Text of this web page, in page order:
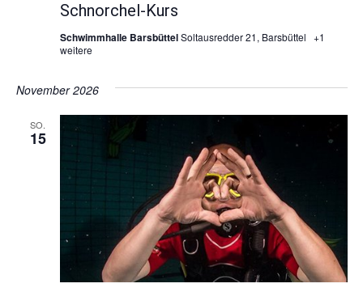
Schnorchel-Kurs
Schwimmhalle BarsbüttelSoltausredder 21, Barsbüttel +1
weitere
November 2026
SO.
15